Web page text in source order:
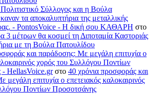
Σύλλογος και η Βούλα
τα αποκαλυπτήρια της μεταλλικής
- PontosVoice - H δική σου ΚΑΘΑΡΗ στο
3 μέτρων θα κοσμεί τη Διποταμία Καστοριάς
με τη Βούλα Πατουλίδου
και παράδοσης: Με μεγάλη επιτυχία ο
χορός του Συλλόγου Ποντίων
HellasVoice.grστο 40 χρόνια προσφοράς και
επιτυχία ο επετειακός καλοκαιρινός
Ποντίων Προσοτσάνης